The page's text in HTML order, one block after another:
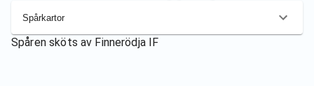
Spårkartor
Spåren sköts av Finnerödja IF